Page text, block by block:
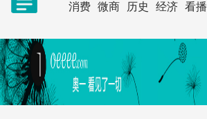
消费
微商 历史 经济 看播